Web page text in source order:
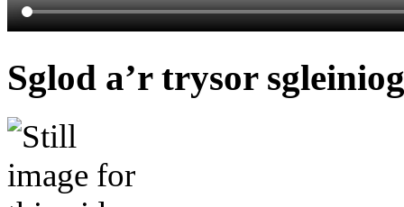
Sglod a’r trysor sgleiniog